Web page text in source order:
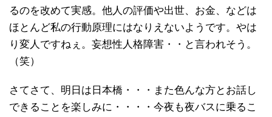
るのを改めて実感。他人の評価や出世、お金、などは
ほとんど私の行動原理にはなりえないようです。やは
り変人ですねぇ。妄想性人格障害・・と言われそう。
（笑）
さてさて、明日は日本橋・・・また色んな方とお話し
できることを楽しみに・・・・今夜も夜バスに乗るこ